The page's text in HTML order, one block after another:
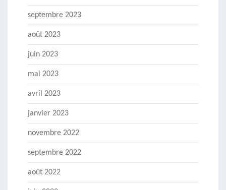
septembre 2023
août 2023
juin 2023
mai 2023
avril 2023
janvier 2023
novembre 2022
septembre 2022
août 2022